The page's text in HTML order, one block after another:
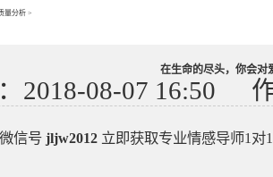
量分析 >
在生命的尽头，你会对
2018-08-07 16:50
信号 jljw2012 立即获取专业情感导师1对